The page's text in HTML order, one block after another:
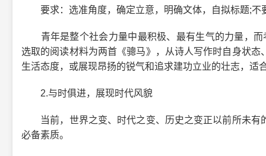
要求：选准角度，确定立意，明确文体，自拟标题;不
青年是整个社会力量中最积极、最有生气的力量，而
选取的阅读材料为两首《骢马》，从诗人写作时自身状
生活态度，或展现昂扬的锐气和追求建功立业的壮志，适
2.与时俱进，展现时代风貌
当前，世界之变、时代之变、历史之变正以前所未有
必备素质。